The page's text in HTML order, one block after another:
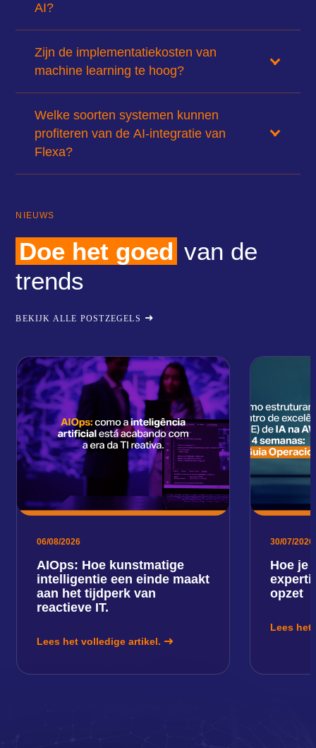
AI?
Zijn de implementatiekosten van
machine learning te hoog?
Welke soorten systemen kunnen
profiteren van de AI-integratie van
Flexa?
NIEUWS
Doe het goed van de
trends
BEKIJK ALLE POSTZEGELS
06/08/2026
AIOps: Hoe kunstmatige
intelligentie een einde maakt
aan het tijdperk van
reactieve IT.
Lees het volledige artikel.
30/07/2026
Hoe je
opzet
Lees het